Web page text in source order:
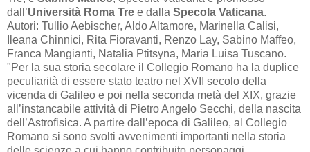
dall’Università Roma Tre e dalla Specola Vaticana.
Autori: Tullio Aebischer, Aldo Altamore, Marinella Calisi,
Ileana Chinnici, Rita Fioravanti, Renzo Lay, Sabino Maffeo,
Franca Mangianti, Natalia Ptitsyna, Maria Luisa Tuscano.
"Per la sua storia secolare il Collegio Romano ha la duplice
peculiarità di essere stato teatro nel XVII secolo della
vicenda di Galileo e poi nella seconda metà del XIX, grazie
all’instancabile attività di Pietro Angelo Secchi, della nascita
dell’Astrofisica. A partire dall’epoca di Galileo, al Collegio
Romano si sono svolti avvenimenti importanti nella storia